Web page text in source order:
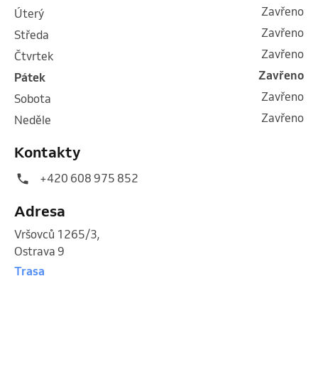
úterý
Zavřeno
středa
Zavřeno
čtvrtek
Zavřeno
pátek
Zavřeno
sobota
Zavřeno
neděle
Zavřeno
Kontakty
+420 608 975 852
Adresa
Vršovců 1265/3,
Ostrava 9
Trasa